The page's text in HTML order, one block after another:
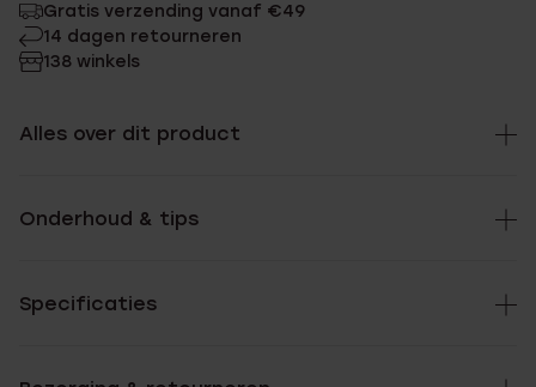
Gratis verzending vanaf €49
14 dagen retourneren
138 winkels
Alles over dit product
Onderhoud & tips
Specificaties